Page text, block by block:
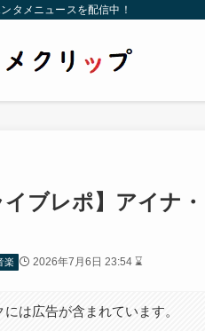
タメニュースを配信中！
イブレポ】アイナ
楽 2026年7月6日 23:54 ⌛
は広告が含まれています。